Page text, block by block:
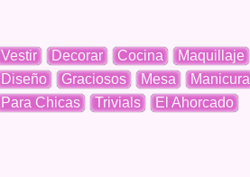
Vestir Decorar Cocina Maquillaje
Diseño
Graciosos Mesa Manicura
Para Chicas
Trivials El Ahorcado